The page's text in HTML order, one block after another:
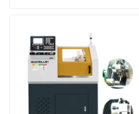
পণ্য
ভিআর শো